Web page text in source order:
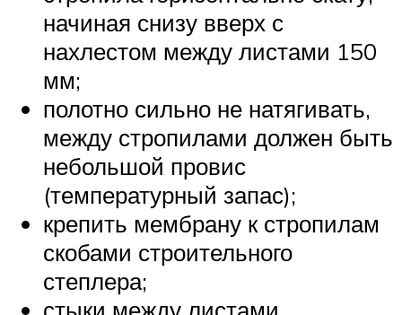
начиная снизу вверх с
нахлестом между листами 150
мм;
полотно сильно не натягивать,
между стропилами должен быть
небольшой провис
(температурный запас);
крепить мембрану к стропилам
скобами строительного
степлера;